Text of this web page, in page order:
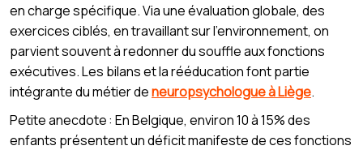
en charge spécifique. Via une évaluation globale, des
exercices ciblés, en travaillant sur l’environnement, on
parvient souvent à redonner du souffle aux fonctions
exécutives. Les bilans et la rééducation font partie
intégrante du métier deneuropsychologue à Liège.
Petite anecdote : En Belgique, environ 10 à 15% des
enfants présentent un déficit manifeste de ces fonctions